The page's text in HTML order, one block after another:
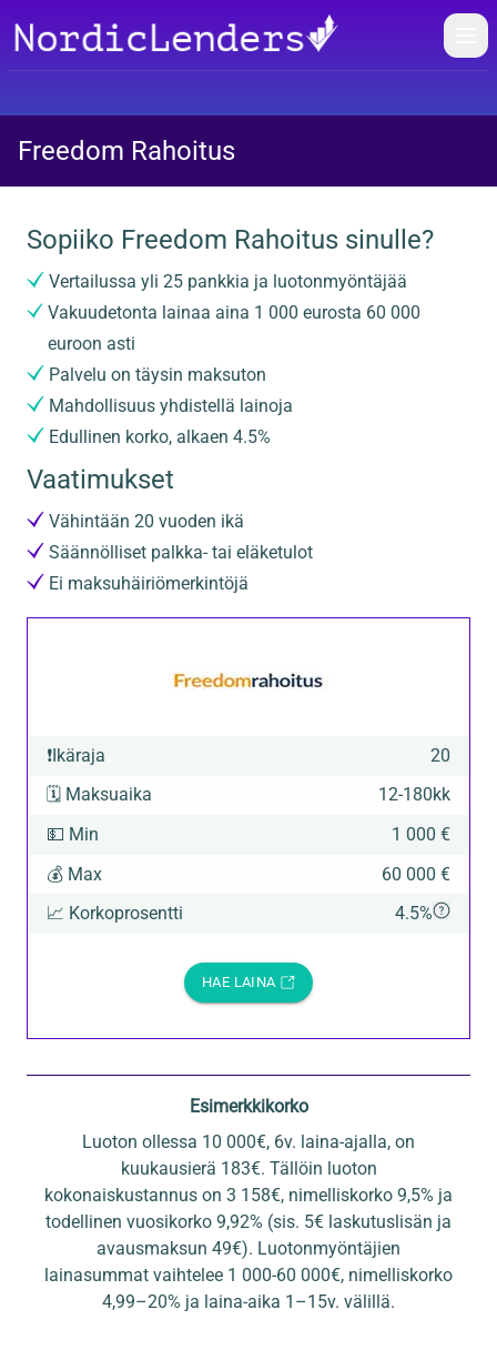
Freedom Rahoitus
Sopiiko Freedom Rahoitus sinulle?
Vertailussa yli 25 pankkia ja luotonmyöntäjää
Vakuudetonta lainaa aina 1 000 eurosta 60 000
euroon asti
Palvelu on täysin maksuton
Mahdollisuus yhdistellä lainoja
Edullinen korko, alkaen 4.5%
Vaatimukset
Vähintään 20 vuoden ikä
Säännölliset palkka- tai eläketulot
Ei maksuhäiriömerkintöjä
❗Ikäraja
20
🗓️ Maksuaika 12-180kk
💵 Min
1 000 €
💰 Max
60 000 €
📈 Korkoprosentti 4.5%
HAE LAINA
Esimerkkikorko
Luoton ollessa 10 000€, 6v. laina-ajalla, on
kuukausierä 183€. Tällöin luoton
kokonaiskustannus on 3 158€, nimelliskorko 9,5% ja
todellinen vuosikorko 9,92% (sis. 5€ laskutuslisän ja
avausmaksun 49€). Luotonmyöntäjien
lainasummat vaihtelee 1 000-60 000€, nimelliskorko
4,99–20% ja laina-aika 1–15v. välillä.